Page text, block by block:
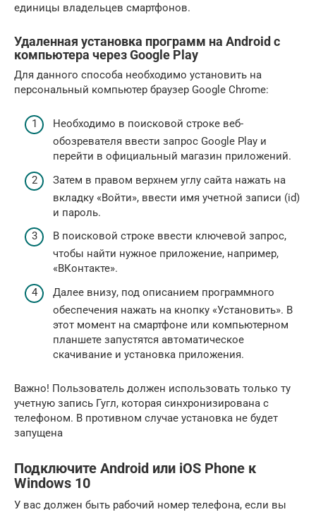
единицы владельцев смартфонов.
Удаленная установка программ на Android с
компьютера через Google Play
Для данного способа необходимо установить на
персональный компьютер браузер Google Chrome:
Необходимо в поисковой строке веб-
обозревателя ввести запрос Google Play и
перейти в официальный магазин приложений.
Затем в правом верхнем углу сайта нажать на
вкладку «Войти», ввести имя учетной записи (id)
и пароль.
В поисковой строке ввести ключевой запрос,
чтобы найти нужное приложение, например,
«ВКонтакте».
Далее внизу, под описанием программного
обеспечения нажать на кнопку «Установить». В
этот момент на смартфоне или компьютерном
планшете запустятся автоматическое
скачивание и установка приложения.
Важно! Пользователь должен использовать только ту
учетную запись Гугл, которая синхронизирована с
телефоном. В противном случае установка не будет
запущена
Подключите Android или iOS Phone к
Windows 10
У вас должен быть рабочий номер телефона, если вы